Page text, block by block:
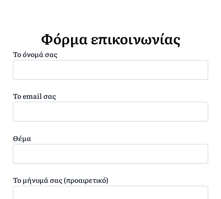
Φόρμα επικοινωνίας
Το όνομά σας
Το email σας
Θέμα
Το μήνυμά σας (προαιρετικό)